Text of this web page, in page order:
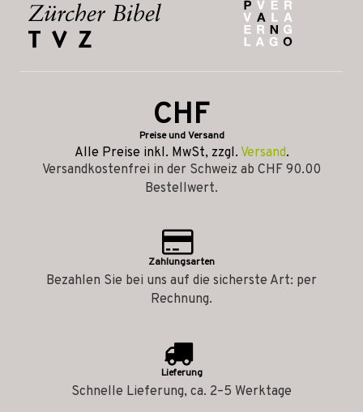
CHF
Preise und Versand
Alle Preise inkl. MwSt, zzgl. Versand.
Versandkostenfrei in der Schweiz ab CHF 90.00
Bestellwert.
Zahlungsarten
Bezahlen Sie bei uns auf die sicherste Art: per
Rechnung.
Lieferung
Schnelle Lieferung, ca. 2–5 Werktage